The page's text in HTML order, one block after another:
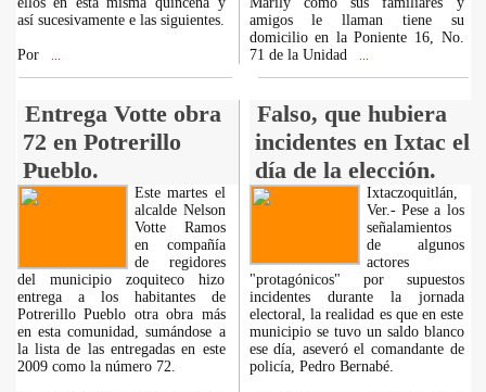
así sucesivamente e las siguientes.
Por
amigos le llaman tiene su
domicilio en la Poniente 16, No.
71 de la Unidad
Entrega Votte obra
72 en Potrerillo
Pueblo.
Falso, que hubiera
incidentes en Ixtac el
día de la elección.
Este martes el
alcalde Nelson
Votte Ramos
en compañía
de regidores
del municipio zoquiteco hizo
entrega a los habitantes de
Potrerillo Pueblo otra obra más
en esta comunidad, sumándose a
la lista de las entregadas en este
2009 como la número 72.
Ixtaczoquitlán,
Ver.- Pese a los
señalamientos
de algunos
actores
"protagónicos" por supuestos
incidentes durante la jornada
electoral, la realidad es que en este
municipio se tuvo un saldo blanco
ese día, aseveró el comandante de
policía, Pedro Bernabé.